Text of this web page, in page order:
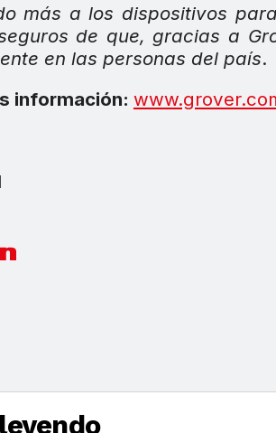
más a los dispositivos
de que, gracias a
en las personas del país.
información: